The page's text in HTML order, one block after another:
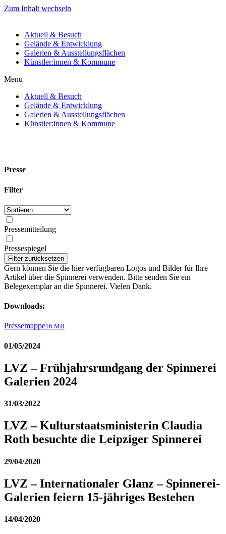
Zum Inhalt wechseln
Aktuell & Besuch
Gelände & Entwicklung
Galerien & Ausstellungsflächen
Künstler:innen & Kommune
Menu
Aktuell & Besuch
Gelände & Entwicklung
Galerien & Ausstellungsflächen
Künstler:innen & Kommune
Presse
Filter
Pressemitteilung
Pressespiegel
Filter zurücksetzen
Gern können Sie die hier verfügbaren Logos und Bilder für Ihre
Artikel über die Spinnerei verwenden. Bitte senden Sie ein
Belegexemplar an die Spinnerei. Vielen Dank.
Downloads:
Pressemappe16 MB
01/05/2024
LVZ – Frühjahrsrundgang der Spinnerei
Galerien 2024
31/03/2022
LVZ – Kulturstaatsministerin Claudia
Roth besuchte die Leipziger Spinnerei
29/04/2020
LVZ – Internationaler Glanz – Spinnerei-
Galerien feiern 15-jähriges Bestehen
14/04/2020